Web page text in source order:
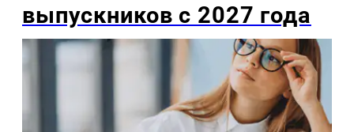
выпускников с 2027 года